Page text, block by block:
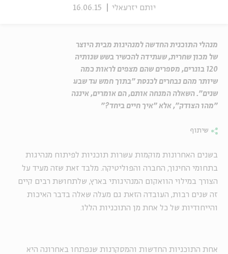
יותם יזרעאלי 16.06.15
מנהלי התוכנית החדשה למנהיגות מבית היוצר
של מכון שחרית, שעתידה להכשיר בשש שנותיה
120 בוגרים, מספרים שהם מצפים לראות כמה
שיותר מהם נבחרים לכנסת "בתוך חמש עד שבע
שנים". השאלה המנחה אותם, הם אומרים, איננה
"מהו הצודק", אלא "איך חיים ביחד?"
שיתוף
בשנים האחרונות מוקמות עשרות תוכניות לפיתוח מנהיגות
בתחומי החינוך, החברה והפוליטיקה. מלבד זאת שזה מעיד על
הצורך במילוי הוואקום המנהיגותי בארץ, שלתחושת רבים קיים
זה שנים רבות, העובדה הזאת גם מעלה שאלה בדבר האיכות
והייחודיות של כל אחת מן התוכניות הללו.
אחת התוכניות החדשות והמסקרנות שנפתחו באחרונה היא